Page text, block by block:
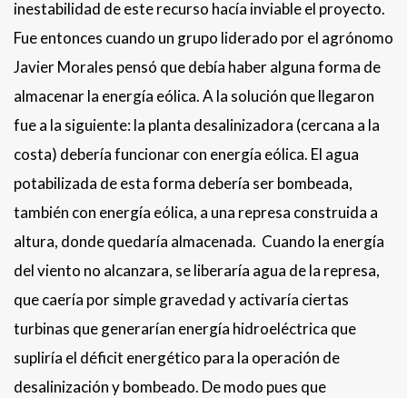
inestabilidad de este recurso hacía inviable el proyecto.
Fue entonces cuando un grupo liderado por el agrónomo
Javier Morales pensó que debía haber alguna forma de
almacenar la energía eólica. A la solución que llegaron
fue a la siguiente: la planta desalinizadora (cercana a la
costa) debería funcionar con energía eólica. El agua
potabilizada de esta forma debería ser bombeada,
también con energía eólica, a una represa construida a
altura, donde quedaría almacenada. Cuando la energía
del viento no alcanzara, se liberaría agua de la represa,
que caería por simple gravedad y activaría ciertas
turbinas que generarían energía hidroeléctrica que
supliría el déficit energético para la operación de
desalinización y bombeado. De modo pues que